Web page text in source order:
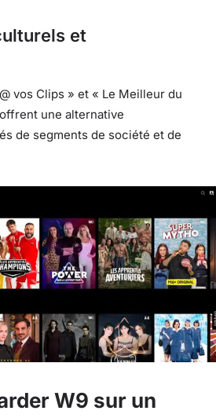
et
vos Clips » et « Le Meilleur du
une alternative
de segments de société et de
W9 sur un